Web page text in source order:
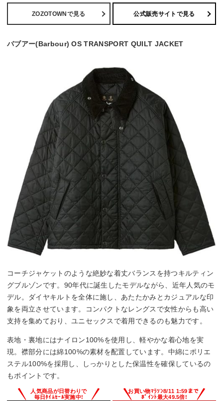
ZOZOTOWNで見る 公式販売サイトで見る
バブアー(Barbour) OS TRANSPORT QUILT JACKET
コーチジャケットのような絶妙な着丈バランスを持つキルティン
グブルゾンです。90年代に誕生したモデルながら、近年人気のモ
デル。ダイヤキルトを全体に施し、あたたかみとカジュアルな印
象を両立させています。コンパクトなレングスで女性からも高い
支持を集めており、ユニセックスで着用できるのも魅力です。
表地・裏地にはナイロン100%を使用し、軽やかな着心地を実
現。襟部分には綿100%の素材を配置しています。中綿にポリエ
ステル100%を採用し、しっかりとした保温性を確保しているの
もポイントです。